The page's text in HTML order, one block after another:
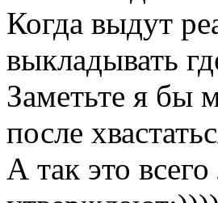
Когда выдут
выкладывать
Заметьте я бы
после
А так это